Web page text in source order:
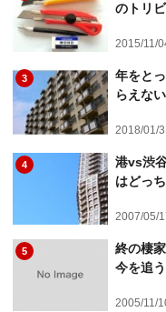
のトリ
2015/11/
3
年をと
らえな
2018/01/
4
港vs渋
はどっ
2007/05/
5
終の棲
今を追う
2005/11/